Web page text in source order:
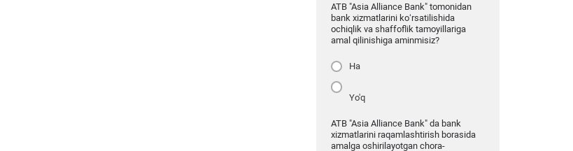
ATB "Asia Alliance Bank" tomonidan
bank xizmatlarini ko‘rsatilishida
ochiqlik va shaffoflik tamoyillariga
amal qilinishiga aminmisiz?
Ha
Yo'q
ATB "Asia Alliance Bank" da bank
xizmatlarini raqamlashtirish borasida
amalga oshirilayotgan chora-